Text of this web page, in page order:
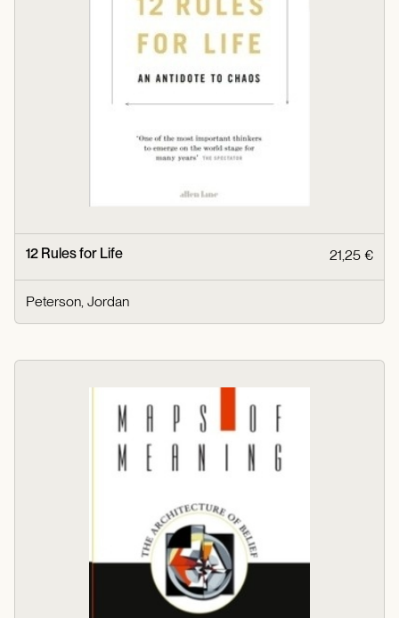
12 Rules for Life 21,25 €
Peterson, Jordan